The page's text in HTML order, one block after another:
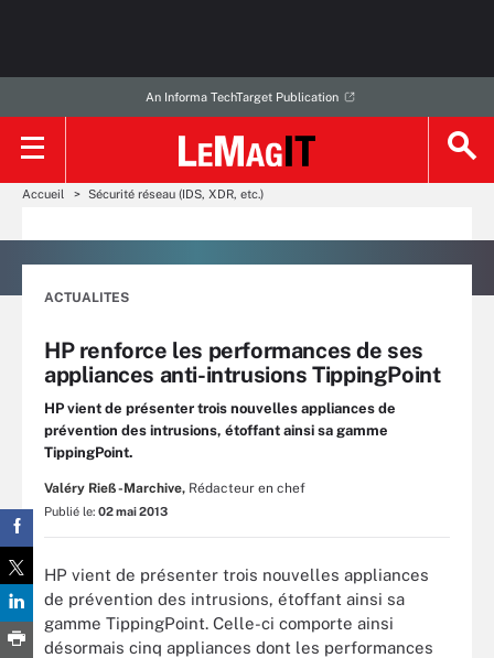
An Informa TechTarget Publication
Accueil Sécurité réseau (IDS, XDR, etc.)
ACTUALITES
HP renforce les performances de ses
appliances anti-intrusions TippingPoint
HP vient de présenter trois nouvelles appliances de
prévention des intrusions, étoffant ainsi sa gamme
TippingPoint.
Valéry Rieß-Marchive, Rédacteur en chef
Publié le: 02 mai 2013
HP vient de présenter trois nouvelles appliances
de prévention des intrusions, étoffant ainsi sa
gamme TippingPoint. Celle-ci comporte ainsi
désormais cinq appliances dont les performances